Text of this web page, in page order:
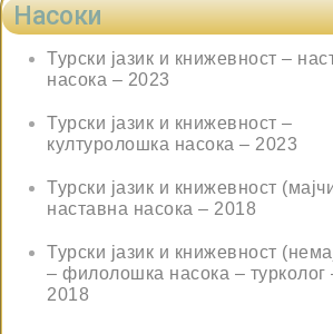
Насоки
Турски јазик и книжевност –
насока – 2023
Турски јазик и книжевност –
културолошка насока – 2023
Турски јазик и книжевност
наставна насока – 2018
Турски јазик и книжевност
– филолошка насока – турколог
2018